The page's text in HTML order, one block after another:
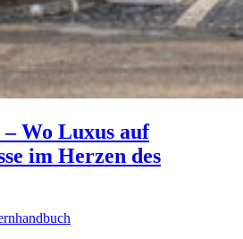
Wo Luxus auf
im Herzen des